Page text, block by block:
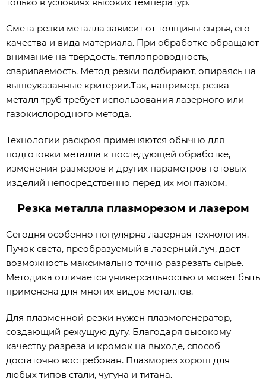
Смета резки металла зависит от толщины сырья, его
качества и вида материала. При обработке обращают
внимание на твердость, теплопроводность,
свариваемость. Метод резки подбирают, опираясь на
вышеуказанные критерии.Так, например, резка
металл труб требует использования лазерного или
газокислородного метода.
Технологии раскроя применяются обычно для
подготовки металла к последующей обработке,
изменения размеров и других параметров готовых
изделий непосредственно перед их монтажом.
Резка металла плазморезом и лазером
Сегодня особенно популярна лазерная технология.
Пучок света, преобразуемый в лазерный луч, дает
возможность максимально точно разрезать сырье.
Методика отличается универсальностью и может быть
применена для многих видов металлов.
Для плазменной резки нужен плазмогенератор,
создающий режущую дугу. Благодаря высокому
качеству разреза и кромок на выходе, способ
достаточно востребован. Плазморез хорош для
любых типов стали, чугуна и титана.